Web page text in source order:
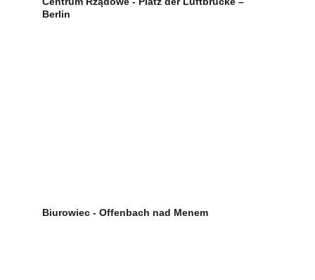
Berlin
Biurowiec - Offenbach nad Menem